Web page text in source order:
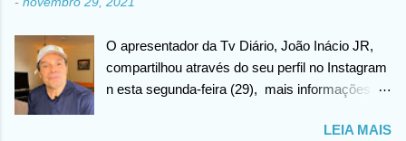
O apresentador da Tv Diário, João Inácio JR,
compartilhou através do seu perfil no Instagram
n esta segunda-feira (29), mais informações
cabeça há alguns dias atrás. João confirma que
LEIA MAIS